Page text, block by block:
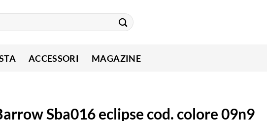
ACCESSORI MAGAZINE
Sba016 eclipse cod. colore 09n9